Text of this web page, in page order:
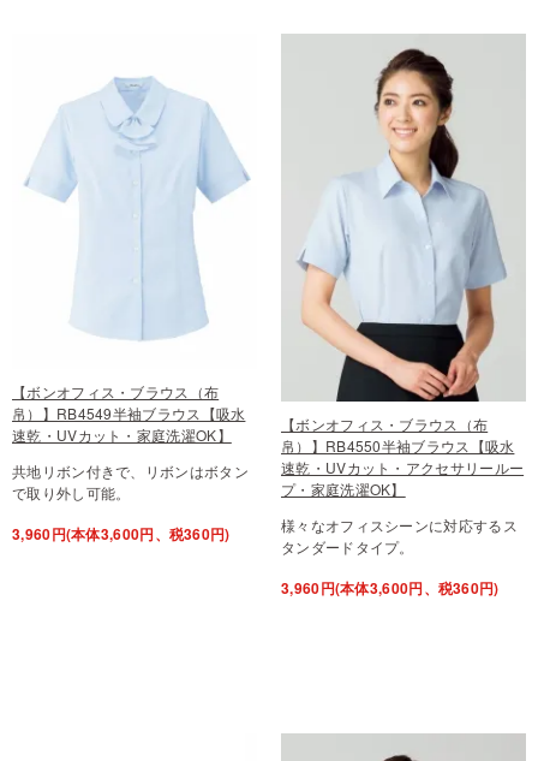
【ボンオフィス・ブラウス（布
帛）】RB4549半袖ブラウス【吸水
速乾・UVカット・家庭洗濯OK】
共地リボン付きで、リボンはボタン
で取り外し可能。
3,960円(本体3,600円、税360円)
【ボンオフィス・ブラウス（布
帛）】RB4550半袖ブラウス【吸水
速乾・UVカット・アクセサリールー
プ・家庭洗濯OK】
様々なオフィスシーンに対応するス
タンダードタイプ。
3,960円(本体3,600円、税360円)